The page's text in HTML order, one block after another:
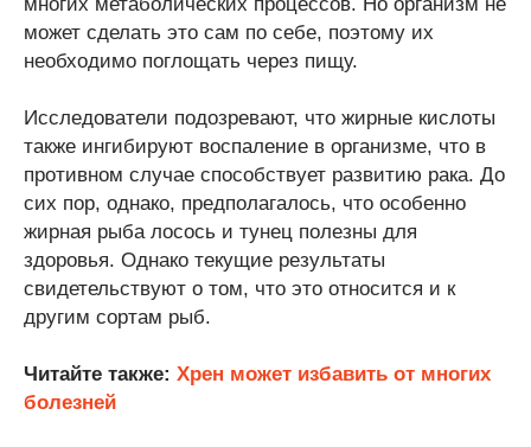
может сделать это сам по себе, поэтому их
необходимо поглощать через пищу.
Исследователи подозревают, что жирные кислоты
также ингибируют воспаление в организме, что в
противном случае способствует развитию рака. До
сих пор, однако, предполагалось, что особенно
жирная рыба лосось и тунец полезны для
здоровья. Однако текущие результаты
свидетельствуют о том, что это относится и к
другим сортам рыб.
Читайте также: Хрен может избавить от многих
болезней